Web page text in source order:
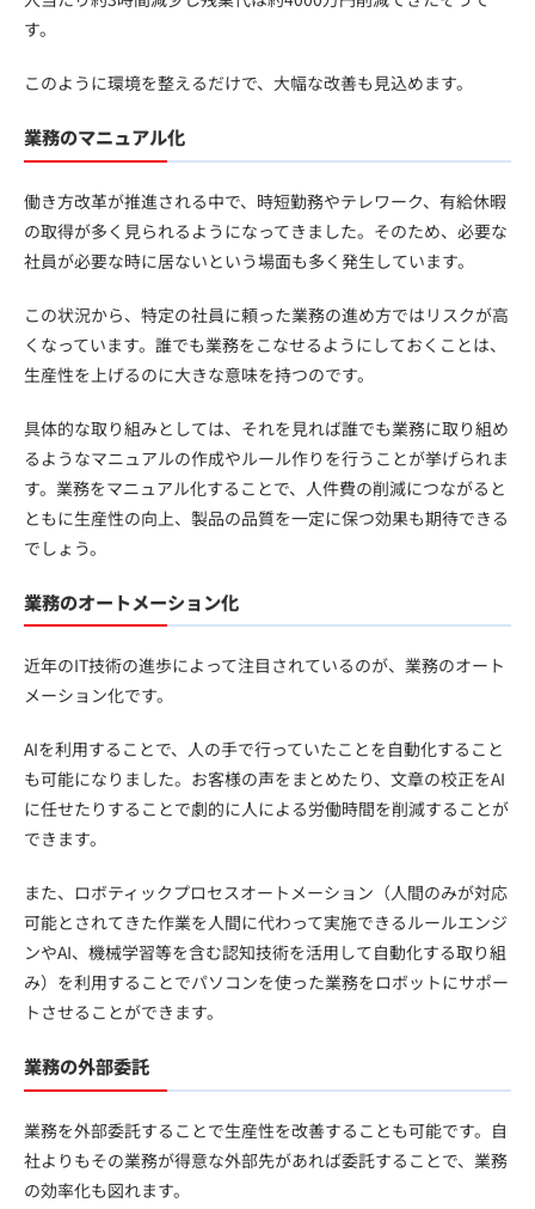
す。
このように環境を整えるだけで、大幅な改善も見込めます。
業務のマニュアル化
働き方改革が推進される中で、時短勤務やテレワーク、有給休暇
の取得が多く見られるようになってきました。そのため、必要な
社員が必要な時に居ないという場面も多く発生しています。
この状況から、特定の社員に頼った業務の進め方ではリスクが高
くなっています。誰でも業務をこなせるようにしておくことは、
生産性を上げるのに大きな意味を持つのです。
具体的な取り組みとしては、それを見れば誰でも業務に取り組め
るようなマニュアルの作成やルール作りを行うことが挙げられま
す。業務をマニュアル化することで、人件費の削減につながると
ともに生産性の向上、製品の品質を一定に保つ効果も期待できる
でしょう。
業務のオートメーション化
近年のIT技術の進歩によって注目されているのが、業務のオート
メーション化です。
AIを利用することで、人の手で行っていたことを自動化すること
も可能になりました。お客様の声をまとめたり、文章の校正をAI
に任せたりすることで劇的に人による労働時間を削減することが
できます。
また、ロボティックプロセスオートメーション（人間のみが対応
可能とされてきた作業を人間に代わって実施できるルールエンジ
ンやAI、機械学習等を含む認知技術を活用して自動化する取り組
み）を利用することでパソコンを使った業務をロボットにサポー
トさせることができます。
業務の外部委託
業務を外部委託することで生産性を改善することも可能です。自
社よりもその業務が得意な外部先があれば委託することで、業務
の効率化も図れます。